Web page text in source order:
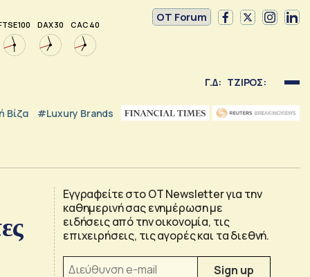
100 DAX 30 CAC 40
OT Forum
Γ.Δ: ΤΖΙΡΟΣ:
Βίζα #luxury Brands
Εγγραφείτε στο OT Newsletter για την
καθημερινή σας ενημέρωση με
ειδήσεις από την οικονομία, τις
επιχειρήσεις, τις αγορές και τα διεθνή.